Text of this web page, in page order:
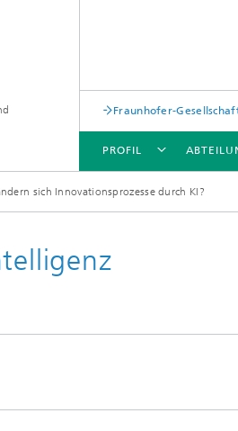
Fraunhofer-
PROFIL
sich Innovationsprozesse durch KI?